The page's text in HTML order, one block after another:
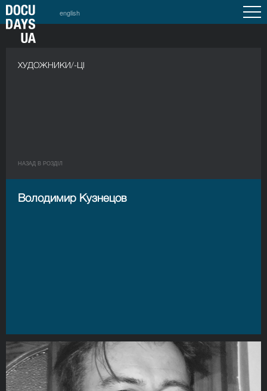
english
ХУДОЖНИКИ/-ЦІ
НАЗАД В РОЗДIЛ
Володимир Кузнецов